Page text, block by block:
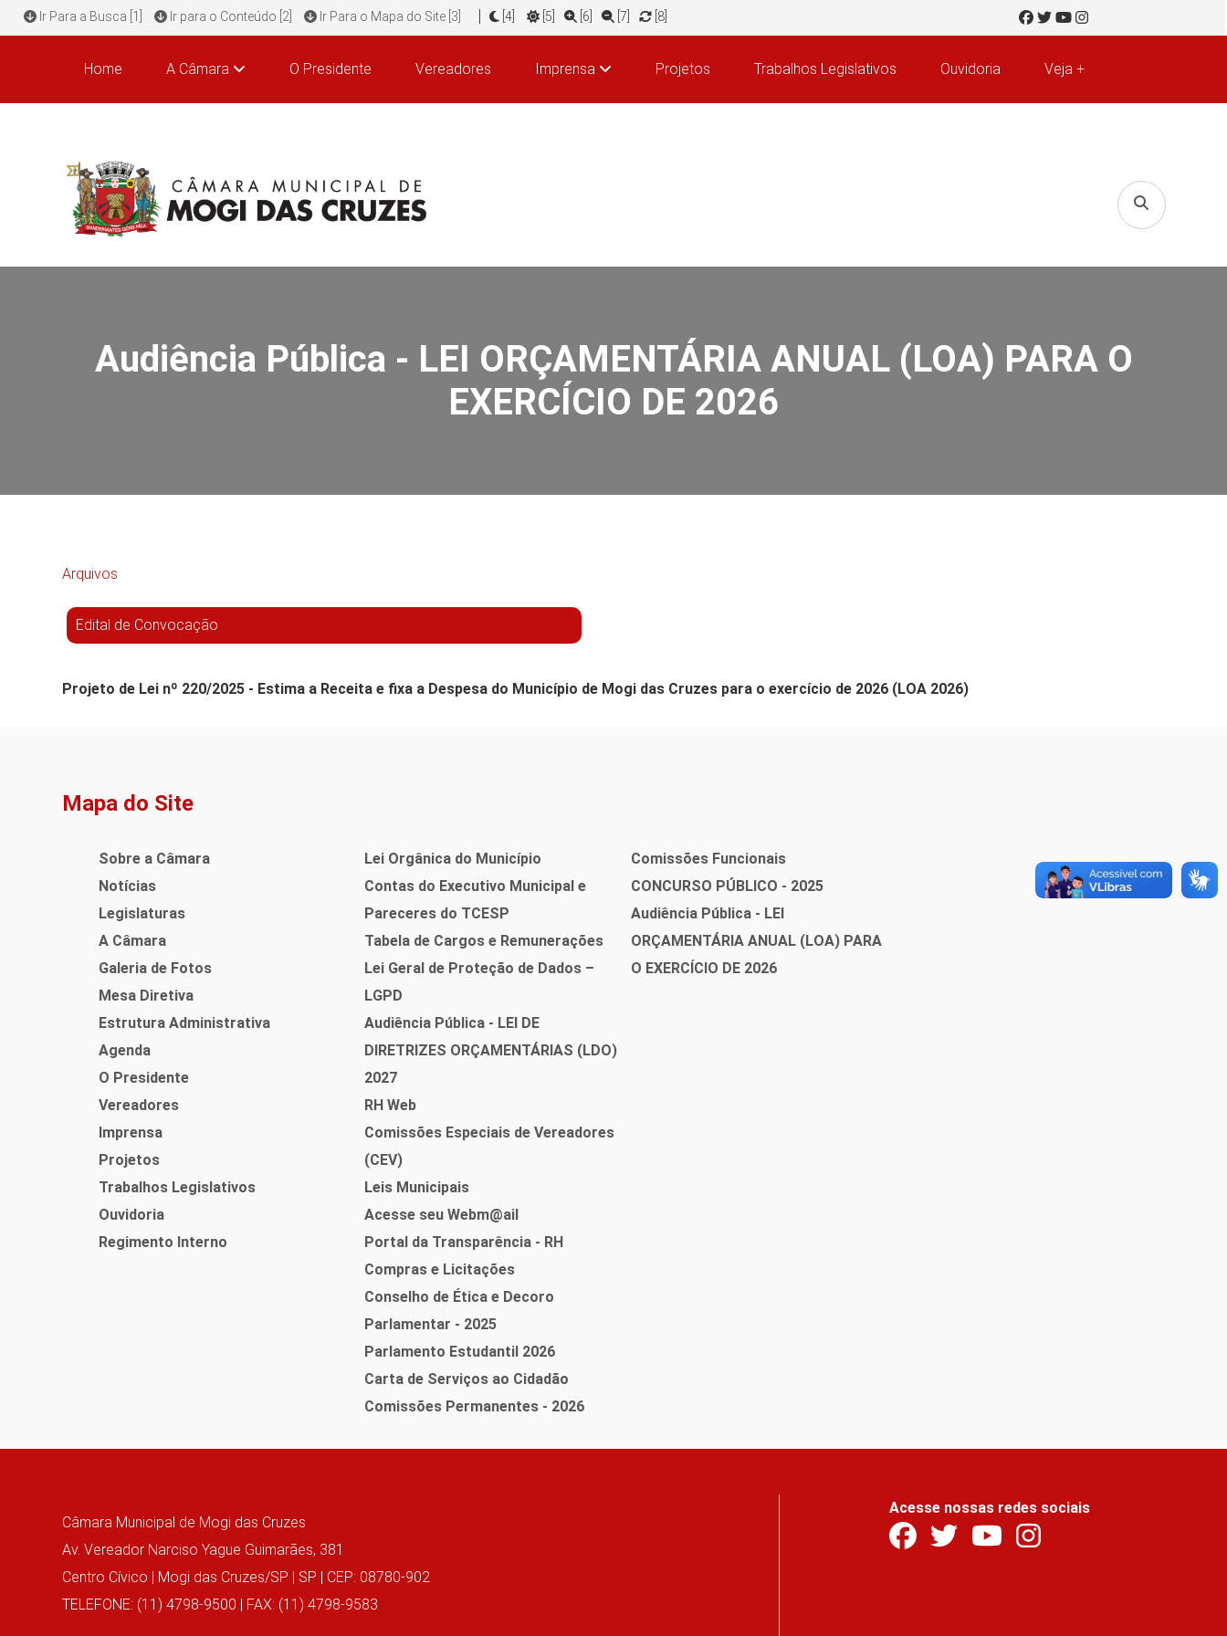
Ir Para a Busca [1] Ir para o Conteúdo [2] Ir Para o Mapa do Site [3] [4] [5] [6] [7] [8]
Home A Câmara O Presidente Vereadores Imprensa Projetos Trabalhos Legislativos Ouvidoria Veja +
Audiência Pública - LEI ORÇAMENTÁRIA ANUAL (LOA) PARA O
EXERCÍCIO DE 2026
Arquivos
Edital de Convocação
Projeto de Lei nº 220/2025 - Estima a Receita e fixa a Despesa do Município de Mogi das Cruzes para o exercício de 2026 (LOA 2026)
Mapa do Site
Sobre a Câmara
Notícias
Legislaturas
A Câmara
Galeria de Fotos
Mesa Diretiva
Estrutura Administrativa
Agenda
O Presidente
Vereadores
Imprensa
Projetos
Trabalhos Legislativos
Ouvidoria
Regimento Interno
Lei Orgânica do Município
Contas do Executivo Municipal e
Pareceres do TCESP
Tabela de Cargos e Remunerações
Lei Geral de Proteção de Dados –
LGPD
Audiência Pública - LEI DE
DIRETRIZES ORÇAMENTÁRIAS (LDO)
2027
RH Web
Comissões Especiais de Vereadores
(CEV)
Leis Municipais
Acesse seu Webm@ail
Portal da Transparência - RH
Compras e Licitações
Conselho de Ética e Decoro
Parlamentar - 2025
Parlamento Estudantil 2026
Carta de Serviços ao Cidadão
Comissões Permanentes - 2026
Comissões Funcionais
CONCURSO PÚBLICO - 2025
Audiência Pública - LEI
ORÇAMENTÁRIA ANUAL (LOA) PARA
O EXERCÍCIO DE 2026
Câmara Municipal de Mogi das Cruzes
Av. Vereador Narciso Yague Guimarães, 381
Centro Cívico | Mogi das Cruzes/SP | SP | CEP: 08780-902
TELEFONE: (11) 4798-9500 | FAX: (11) 4798-9583
Acesse nossas redes sociais